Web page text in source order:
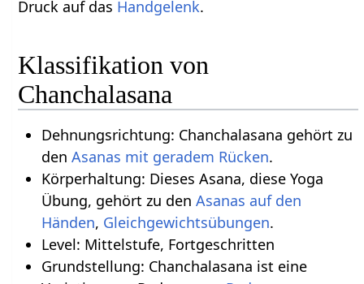
Druck auf das Handgelenk.
Klassifikation von
Chanchalasana
Dehnungsrichtung: Chanchalasana gehört zu
den Asanas mit geradem Rücken.
Körperhaltung: Dieses Asana, diese Yoga
Übung, gehört zu den Asanas auf den
Händen‏‎, Gleichgewichtsübungen.
Level: Mittelstufe, Fortgeschritten
Grundstellung: Chanchalasana ist eine